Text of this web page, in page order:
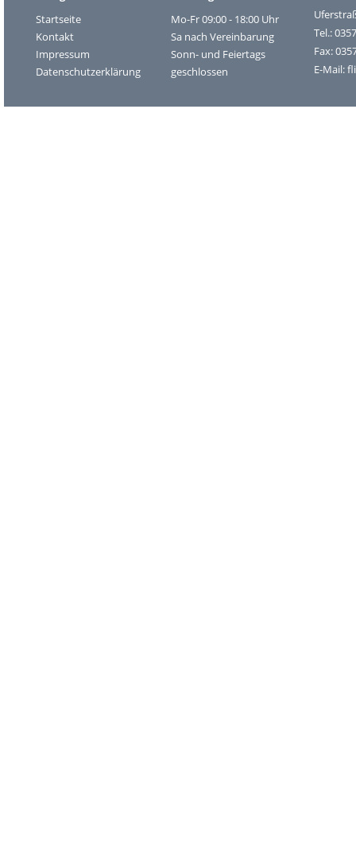
Startseite
Kontakt
Impressum
Datenschutzerklärung
Mo-Fr 09:00 - 18:00 Uhr
Sa nach Vereinbarung
Sonn- und Feiertags
geschlossen
Tel.:
Fax:
E-Mail: